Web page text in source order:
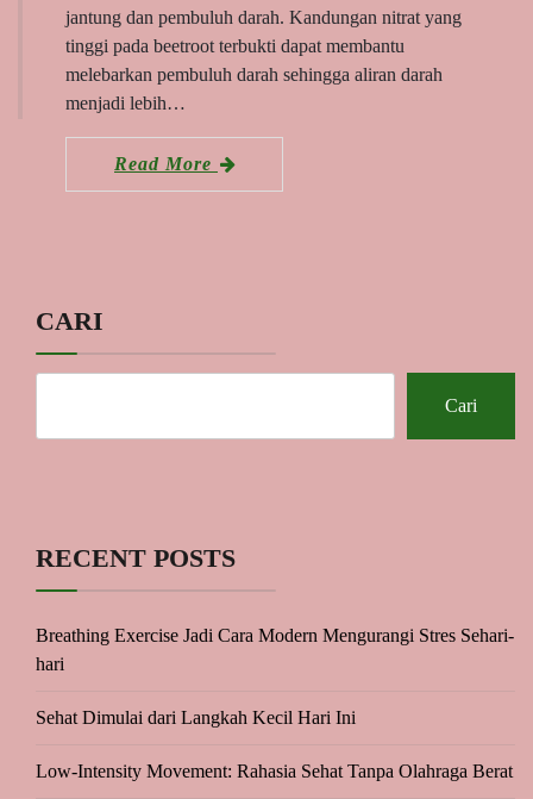
jantung dan pembuluh darah. Kandungan nitrat yang
tinggi pada beetroot terbukti dapat membantu
melebarkan pembuluh darah sehingga aliran darah
menjadi lebih…
Read More
CARI
Cari
RECENT POSTS
Breathing Exercise Jadi Cara Modern Mengurangi Stres Sehari-
hari
Sehat Dimulai dari Langkah Kecil Hari Ini
Low-Intensity Movement: Rahasia Sehat Tanpa Olahraga Berat